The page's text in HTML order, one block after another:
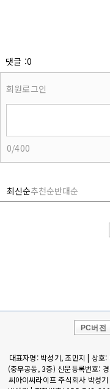
댓글 :0
회원로그인
0/400
최신순추천순반대순
PC버전
대표자명: 박성기, 조민지 | 상호
(충무공동, 3층) 신문등록번호:
씨아이씨라이프 주식회사 박성